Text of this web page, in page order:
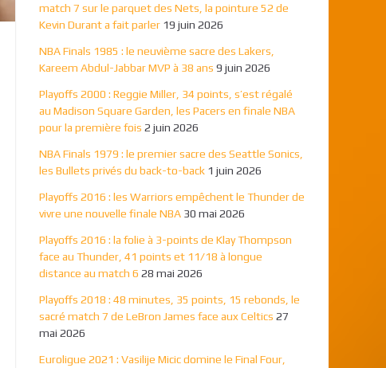
match 7 sur le parquet des Nets, la pointure 52 de
Kevin Durant a fait parler 19 juin 2026
NBA Finals 1985 : le neuvième sacre des Lakers,
Kareem Abdul-Jabbar MVP à 38 ans 9 juin 2026
Playoffs 2000 : Reggie Miller, 34 points, s’est régalé
au Madison Square Garden, les Pacers en finale NBA
pour la première fois 2 juin 2026
NBA Finals 1979 : le premier sacre des Seattle Sonics,
les Bullets privés du back-to-back 1 juin 2026
Playoffs 2016 : les Warriors empêchent le Thunder de
vivre une nouvelle finale NBA 30 mai 2026
Playoffs 2016 : la folie à 3-points de Klay Thompson
face au Thunder, 41 points et 11/18 à longue
distance au match 6 28 mai 2026
Playoffs 2018 : 48 minutes, 35 points, 15 rebonds, le
sacré match 7 de LeBron James face aux Celtics 27
mai 2026
Euroligue 2021 : Vasilije Micic domine le Final Four,